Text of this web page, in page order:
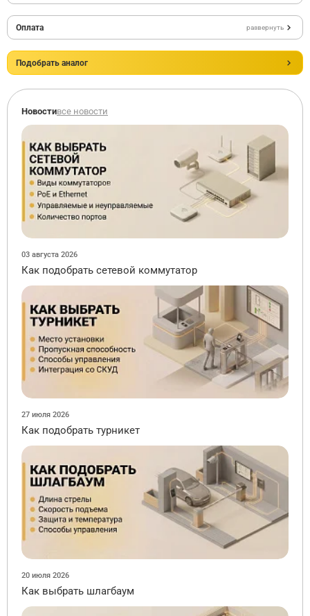
Оплата развернуть
Подобрать аналог
Новостивсе новости
03 августа 2026
Как подобрать сетевой коммутатор
27 июля 2026
Как подобрать турникет
20 июля 2026
Как выбрать шлагбаум